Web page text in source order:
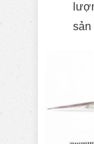
sản